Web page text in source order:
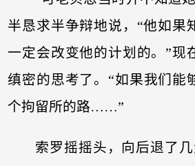
半恳求半争辩地说，“他如果
一定会改变他的计划的。”现
缜密的思考了。“如果我们能
个拘留所的路……”
索罗摇摇头，向后退了